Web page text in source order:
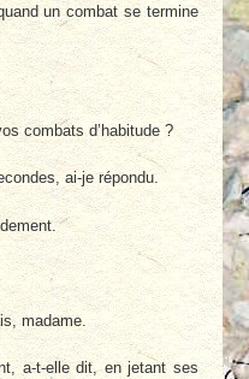
un combat se termine
combats d’habitude ?
ai-je répondu.
madame.
a-t-elle dit, en jetant ses